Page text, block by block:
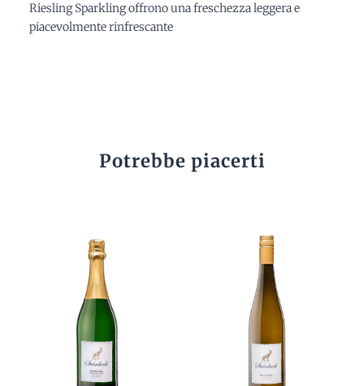
Riesling Sparkling offrono una freschezza leggera e
piacevolmente rinfrescante
Potrebbe piacerti